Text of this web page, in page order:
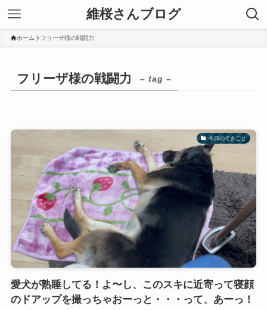
維桜さんブログ
ホーム フリーザ様の戦闘力
フリーザ様の戦闘力 – tag –
今日のできごと
愛犬が熟睡してる！よ〜し、このスキに近寄って寝顔
のドアップを撮っちゃおーっと・・・って、あーっ！